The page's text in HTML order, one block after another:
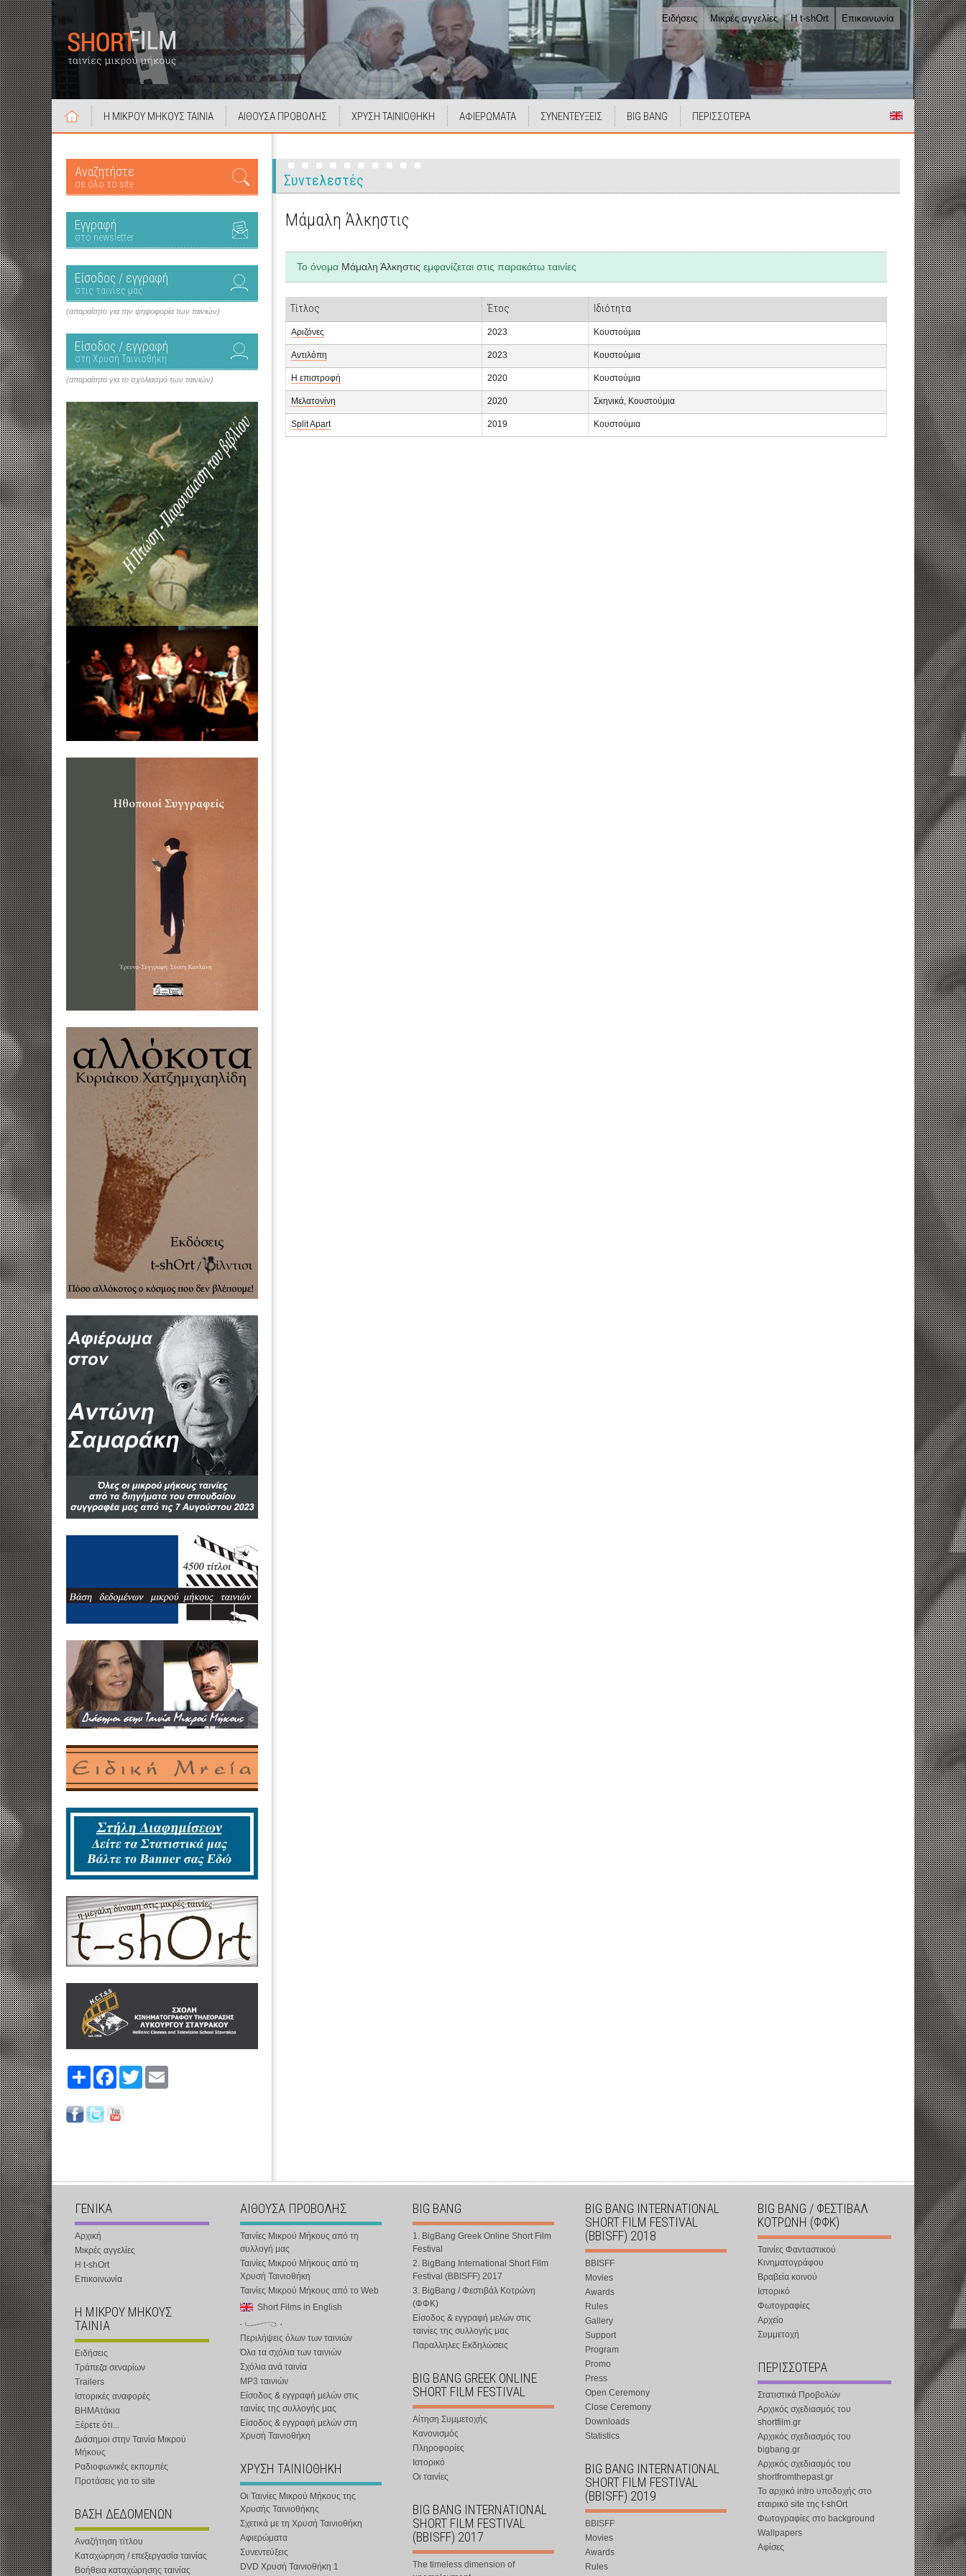
Ειδήσεις Μικρές αγγελίες Η t-shOrt Επικοινωνία
Η ΜΙΚΡΟΥ ΜΗΚΟΥΣ ΤΑΙΝΙΑ ΑΙΘΟΥΣΑ ΠΡΟΒΟΛΗΣ ΧΡΥΣΗ ΤΑΙΝΙΟΘΗΚΗ ΑΦΙΕΡΩΜΑΤΑ ΣΥΝΕΝΤΕΥΞΕΙΣ BIG BANG ΠΕΡΙΣΣΟΤΕΡΑ
Αναζητήστε
σε όλο το site
Εγγραφή
στο newsletter
Είσοδος / εγγραφή
στις ταινίες μας
(απαραίτητο για την ψηφοφορία των ταινιών)
Είσοδος / εγγραφή
στη Χρυσή Ταινιοθήκη
(απαραίτητο για το σχολιασμό των ταινιών)
Share FacebookTwitter
Συντελεστές
Μάμαλη Άλκηστις
Το όνομα Μάμαλη Άλκηστις εμφανίζεται στις παρακάτω ταινίες
Τίτλος Έτος Ιδιότητα
Αριζόνες 2023 Κουστούμια
Αντιλόπη 2023 Κουστούμια
Η επιστροφή 2020 Κουστούμια
Μελατονίνη 2020 Σκηνικά, Κουστούμια
Split Apart 2019 Κουστούμια
ΓΕΝΙΚΑ
Αρχική
Μικρές αγγελίες
Η t-shOrt
Επικοινωνία
Η ΜΙΚΡΟΥ ΜΗΚΟΥΣ
ΤΑΙΝΙΑ
Ειδήσεις
Τράπεζα σεναρίων
Trailers
Ιστορικές αναφορές
ΒΗΜΑτάκια
Ξέρετε ότι...
Διάσημοι στην Ταινία Μικρού
Μήκους
Ραδιοφωνικές εκπομπές
Προτάσεις για το site
ΒΑΣΗ ΔΕΔΟΜΕΝΩΝ
Αναζήτηση τίτλου
Καταχώρηση / επεξεργασία ταινίας
Βοήθεια καταχώρησης ταινίας
ΑΙΘΟΥΣΑ ΠΡΟΒΟΛΗΣ
Ταινίες Μικρού Μήκους από τη
συλλογή μας
Ταινίες Μικρού Μήκους από τη
Χρυσή Ταινιοθήκη
Ταινίες Μικρού Μήκους από το Web
Short Films in English
Περιλήψεις όλων των ταινιών
Όλα τα σχόλια των ταινιών
Σχόλια ανά ταινία
MP3 ταινιών
Είσοδος & εγγραφή μελών στις
ταινίες της συλλογής μας
Είσοδος & εγγραφή μελών στη
Χρυσή Ταινιοθήκη
ΧΡΥΣΗ ΤΑΙΝΙΟΘΗΚΗ
Οι Ταινίες Μικρού Μήκους της
Χρυσής Ταινιοθήκης
Σχετικά με τη Χρυσή Ταινιοθήκη
Αφιερώματα
Συνεντεύξεις
DVD Χρυσή Ταινιοθήκη 1
BIG BANG
1. BigBang Greek Online Short Film
Festival
2. BigBang International Short Film
Festival (BBISFF) 2017
3. BigBang / Φεστιβάλ Κοτρώνη
(ΦΦΚ)
Είσοδος & εγγραφή μελών στις
ταινίες της συλλογής μας
Παραλληλες Εκδηλώσεις
BIG BANG GREEK ONLINE
SHORT FILM FESTIVAL
Αίτηση Συμμετοχής
Κανονισμός
Πληροφορίες
Ιστορικό
Οι ταινίες
BIG BANG INTERNATIONAL
SHORT FILM FESTIVAL
(BBISFF) 2017
The timeless dimension of
BIG BANG INTERNATIONAL
SHORT FILM FESTIVAL
(BBISFF) 2018
BBISFF
Movies
Awards
Rules
Gallery
Support
Program
Promo
Press
Open Ceremony
Close Ceremony
Downloads
Statistics
BIG BANG INTERNATIONAL
SHORT FILM FESTIVAL
(BBISFF) 2019
BBISFF
Movies
Awards
Rules
BIG BANG / ΦΕΣΤΙΒΑΛ
ΚΟΤΡΩΝΗ (ΦΦΚ)
Ταινίες Φανταστικού
Κινηματογράφου
Βραβεία κοινού
Ιστορικό
Φωτογραφίες
Αρχείο
Συμμετοχή
ΠΕΡΙΣΣΟΤΕΡΑ
Στατιστικά Προβολών
Αρχικός σχεδιασμός του
shortfilm.gr
Αρχικός σχεδιασμός του
bigbang.gr
Αρχικός σχεδιασμός του
shortfromthepast.gr
Το αρχικό intro υποδοχής στο
εταιρικό site της t-shOrt
Φωτογραφίες στο background
Wallpapers
Αφίσες